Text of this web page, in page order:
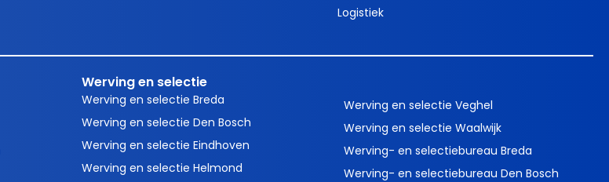
Logistiek
Werving en selectie
Werving en selectie Breda
Werving en selectie Den Bosch
Werving en selectie Eindhoven
Werving en selectie Helmond
Werving en selectie Veghel
Werving en selectie Waalwijk
Werving- en selectiebureau Breda
Werving- en selectiebureau Den Bosch